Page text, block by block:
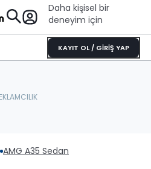
Daha kişisel bir
deneyim için
KAYIT OL / GİRİŞ YAP
AMG A35 Sedan